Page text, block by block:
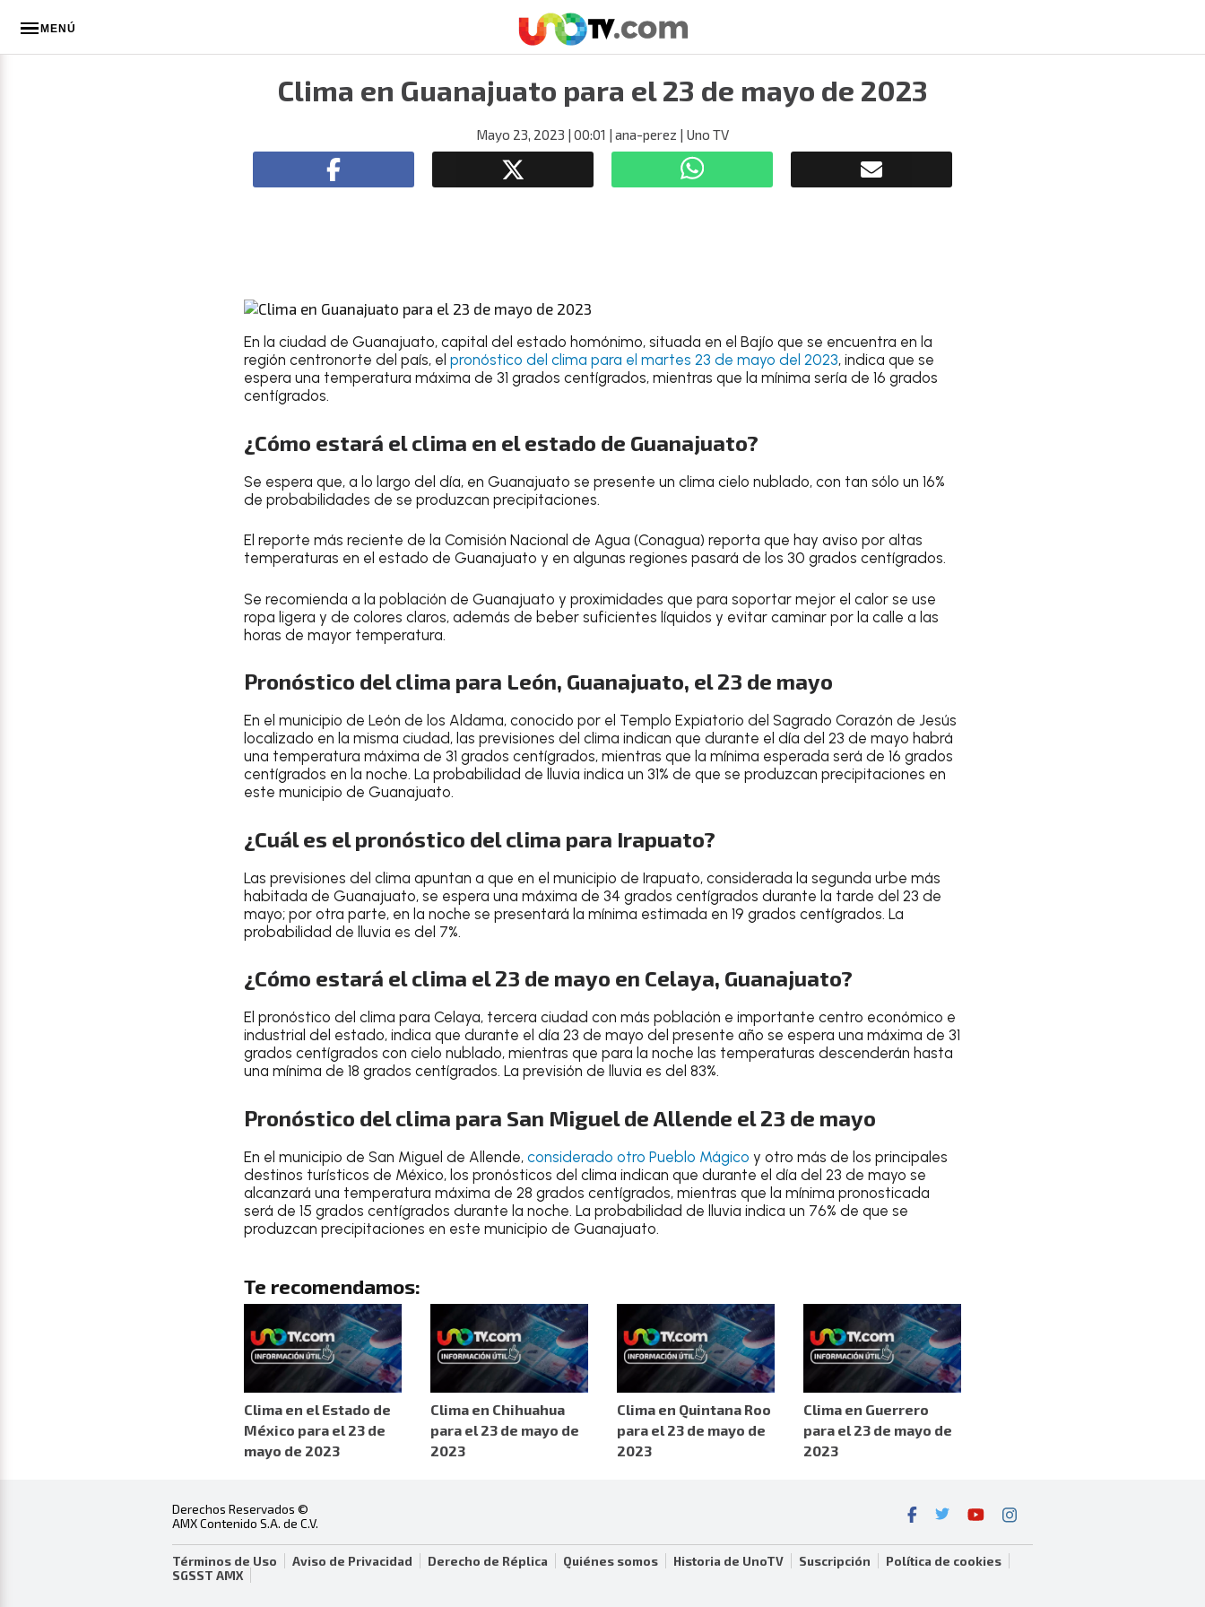
MENÚ
Clima en Guanajuato para el 23 de mayo de 2023
Mayo 23, 2023 | 00:01 | ana-perez | Uno TV
En la ciudad de Guanajuato, capital del estado homónimo, situada en el Bajío que se encuentra en la
región centronorte del país, el pronóstico del clima para el martes 23 de mayo del 2023, indica que se
espera una temperatura máxima de 31 grados centígrados, mientras que la mínima sería de 16 grados
centígrados.
¿Cómo estará el clima en el estado de Guanajuato?
Se espera que, a lo largo del día, en Guanajuato se presente un clima cielo nublado, con tan sólo un 16%
de probabilidades de se produzcan precipitaciones.
El reporte más reciente de la Comisión Nacional de Agua (Conagua) reporta que hay aviso por altas
temperaturas en el estado de Guanajuato y en algunas regiones pasará de los 30 grados centígrados.
Se recomienda a la población de Guanajuato y proximidades que para soportar mejor el calor se use
ropa ligera y de colores claros, además de beber suficientes líquidos y evitar caminar por la calle a las
horas de mayor temperatura.
Pronóstico del clima para León, Guanajuato, el 23 de mayo
En el municipio de León de los Aldama, conocido por el Templo Expiatorio del Sagrado Corazón de Jesús
localizado en la misma ciudad, las previsiones del clima indican que durante el día del 23 de mayo habrá
una temperatura máxima de 31 grados centígrados, mientras que la mínima esperada será de 16 grados
centígrados en la noche. La probabilidad de lluvia indica un 31% de que se produzcan precipitaciones en
este municipio de Guanajuato.
¿Cuál es el pronóstico del clima para Irapuato?
Las previsiones del clima apuntan a que en el municipio de Irapuato, considerada la segunda urbe más
habitada de Guanajuato, se espera una máxima de 34 grados centígrados durante la tarde del 23 de
mayo; por otra parte, en la noche se presentará la mínima estimada en 19 grados centígrados. La
probabilidad de lluvia es del 7%.
¿Cómo estará el clima el 23 de mayo en Celaya, Guanajuato?
El pronóstico del clima para Celaya, tercera ciudad con más población e importante centro económico e
industrial del estado, indica que durante el día 23 de mayo del presente año se espera una máxima de 31
grados centígrados con cielo nublado, mientras que para la noche las temperaturas descenderán hasta
una mínima de 18 grados centígrados. La previsión de lluvia es del 83%.
Pronóstico del clima para San Miguel de Allende el 23 de mayo
En el municipio de San Miguel de Allende, considerado otro Pueblo Mágico y otro más de los principales
destinos turísticos de México, los pronósticos del clima indican que durante el día del 23 de mayo se
alcanzará una temperatura máxima de 28 grados centígrados, mientras que la mínima pronosticada
será de 15 grados centígrados durante la noche. La probabilidad de lluvia indica un 76% de que se
produzcan precipitaciones en este municipio de Guanajuato.
Te recomendamos:
Clima en el Estado de
México para el 23 de
mayo de 2023
Clima en Chihuahua
para el 23 de mayo de
2023
Clima en Quintana Roo
para el 23 de mayo de
2023
Clima en Guerrero
para el 23 de mayo de
2023
Derechos Reservados ©
AMX Contenido S.A. de C.V.
Términos de Uso Aviso de Privacidad Derecho de Réplica Quiénes somos Historia de UnoTV Suscripción
Política de cookies
SGSST AMX